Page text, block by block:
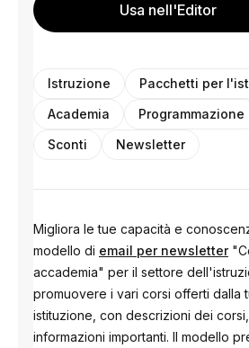
Usa nell'Editor
Istruzione
Pacchetti per
Academia
Programmazione
Sconti
Newsletter
Migliora le tue capacità e
modello di email per newsletter
accademia" per il settore
promuovere i vari corsi offerti dalla
istituzione, con descrizioni dei
informazioni importanti. Il modello